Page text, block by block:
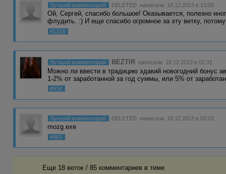
Лучший комментарий DELETED написала 18.12.2013 в 13:05
Ой, Сергей, спасибо большое! Оказывается, полезно
флудить. :) И еще спасибо огромное за эту ветку,
#1219
Лучший комментарий BEZTIR написала 18.12.2013 в 01:31
Можно ли ввести в традицию эдакий новогодний бонус
1-2% от заработанной за год суммы, или 5% от
#934
Лучший комментарий DELETED написала 18.12.2013 в 03:03
mozg.exe
#963
Еще 18 веток / 85 комментариев в темe